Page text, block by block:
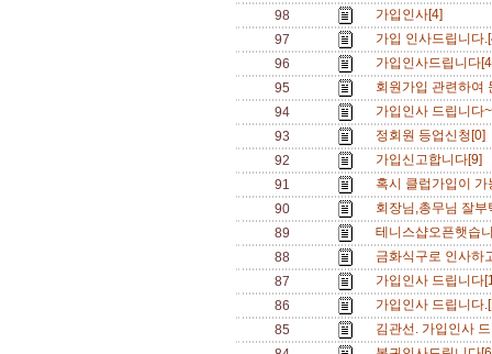
98
가입인사[4]
97
가입 인사드립니다
96
가입인사드립니다
95
회원가입 관련하
94
가입인사 드립니
93
정회원 등업신청[0]
92
가입신고합니다[9]
91
혹시 클럽가입이
90
회장님,총무님 잘
89
테니스샵오픈햇습
88
금화식구로 인사
87
가입인사 드립니
86
가입인사 드립니
85
김관선. 가입인사